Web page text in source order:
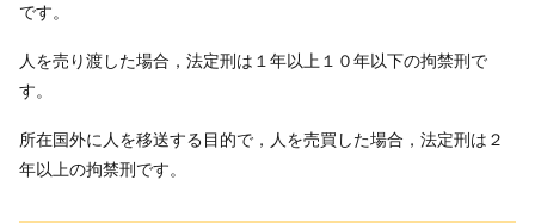
です。
人を売り渡した場合，法定刑は１年以上１０年以下の拘禁刑で
す。
所在国外に人を移送する目的で，人を売買した場合，法定刑は２
年以上の拘禁刑です。